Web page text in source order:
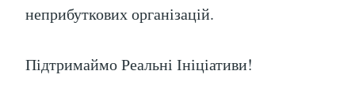
неприбуткових організацій.
Підтримаймо Реальні Ініціативи!